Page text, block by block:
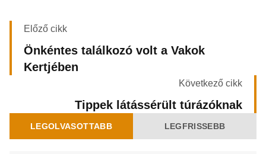
Előző cikk
Önkéntes találkozó volt a Vakok
Kertjében
Következő cikk
Tippek látássérült túrázóknak
LEGOLVASOTTABB LEGFRISSEBB